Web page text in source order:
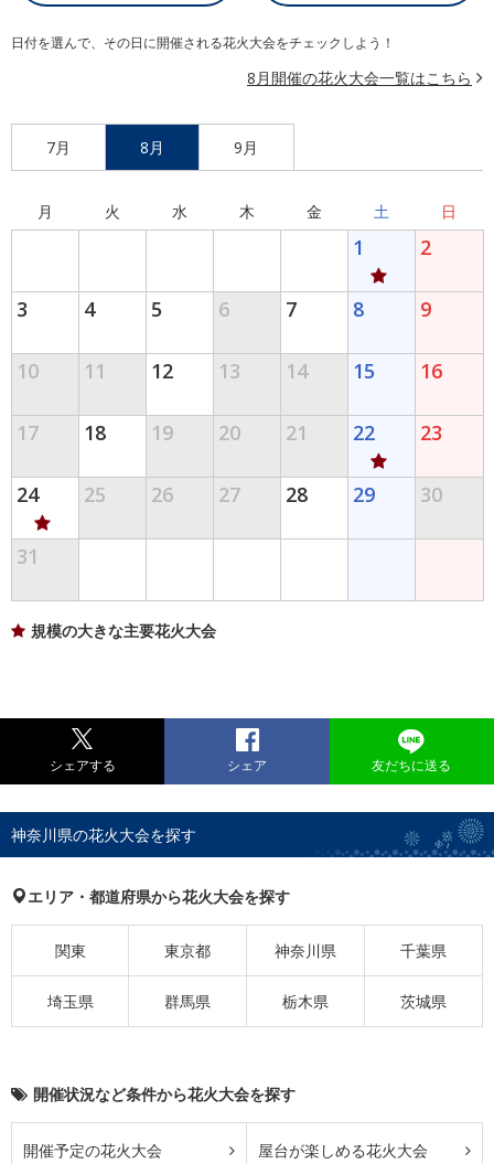
日付を選んで、その日に開催される花火大会をチェックしよう！
8月開催の花火大会一覧はこちら
7月 8月 9月
月 火 水 木 金 土 日
1 2
3 4 5 6 7 8 9
10 11 12 13 14 15 16
17 18 19 20 21 22 23
24 25 26 27 28 29 30
31
規模の大きな主要花火大会
シェアする シェア 友だちに送る
神奈川県の花火大会を探す
エリア・都道府県から花火大会を探す
関東 東京都 神奈川県 千葉県
埼玉県 群馬県 栃木県 茨城県
開催状況など条件から花火大会を探す
開催予定の花火大会 屋台が楽しめる花火大会